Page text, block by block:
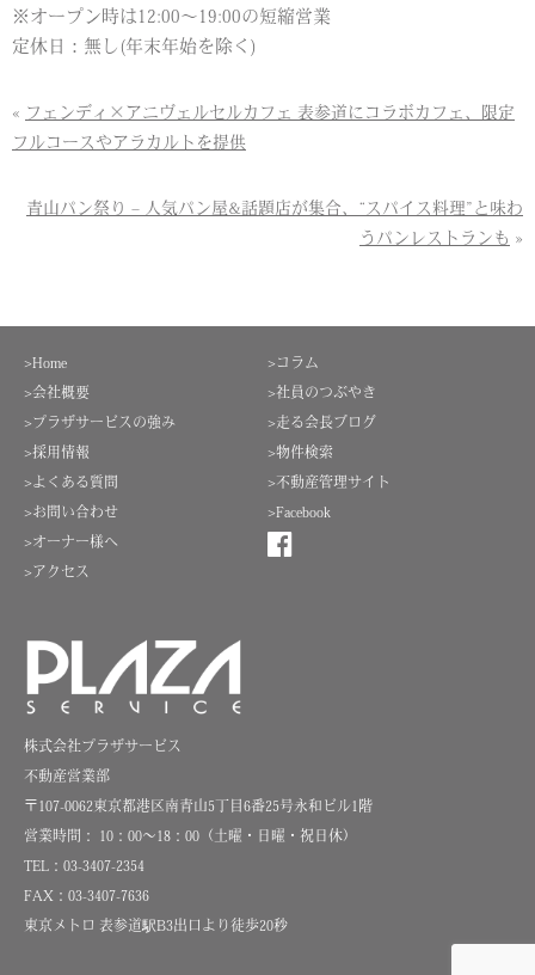
※オープン時は12:00〜19:00の短縮営業
定休日：無し(年末年始を除く)
« フェンディ×アニヴェルセルカフェ 表参道にコラボカフェ、限定
フルコースやアラカルトを提供
青山パン祭り – 人気パン屋&話題店が集合、“スパイス料理”と味わ
うパンレストランも »
>コラム
>社員のつぶやき
>走る会長ブログ
>物件検索
>不動産管理サイト
>Facebook
>Home
>会社概要
>プラザサービスの強み
>採用情報
>よくある質問
>お問い合わせ
>オーナー様へ
>アクセス
株式会社プラザサービス
不動産営業部
〒107-0062東京都港区南青山5丁目6番25号永和ビル1階
営業時間： 10：00～18：00（土曜・日曜・祝日休）
TEL：03-3407-2354
FAX：03-3407-7636
東京メトロ 表参道駅B3出口より徒歩20秒